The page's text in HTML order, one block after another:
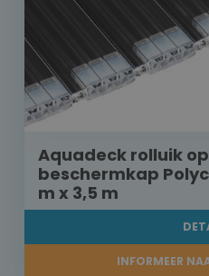
Aquadeck rolluik
beschermkap
m x 3,5 m
INFORMEER